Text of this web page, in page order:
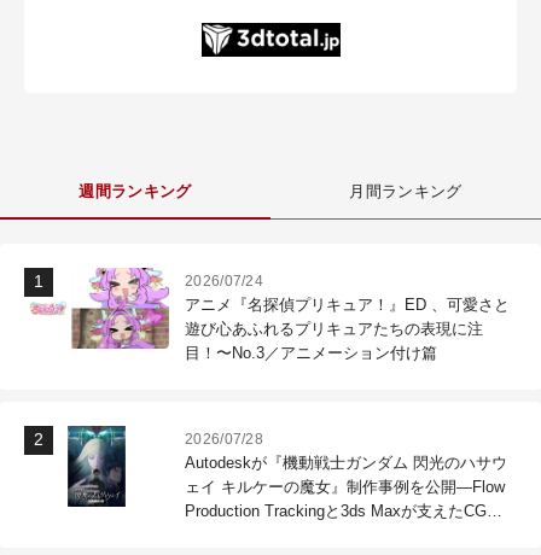
週間ランキング 月間ランキング
2026/07/24
アニメ『名探偵プリキュア！』ED 、可愛さと
遊び心あふれるプリキュアたちの表現に注
目！〜No.3／アニメーション付け篇
2026/07/28
Autodeskが『機動戦士ガンダム 閃光のハサウ
ェイ キルケーの魔女』制作事例を公開―Flow
Production Trackingと3ds Maxが支えたCG制